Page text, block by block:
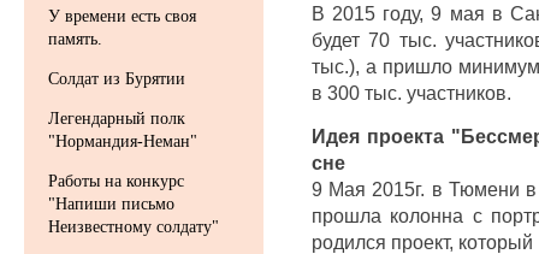
В 2015 году, 9 мая в
будет 70 тыс.
тыс.), а пришло
в 300 тыс. участников.
Идея проекта
сне
9 Мая 2015г. в Тюмени
прошла колонна с
родился проект,
У времени есть своя
память.
Солдат из Бурятии
Легендарный полк
"Нормандия-Неман"
Работы на конкурс
"Напиши письмо
Неизвестному солдату"